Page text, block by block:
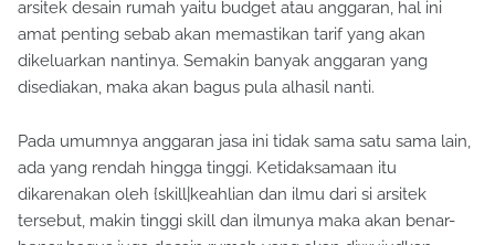
arsitek desain rumah yaitu budget atau anggaran, hal ini
amat penting sebab akan memastikan tarif yang akan
dikeluarkan nantinya. Semakin banyak anggaran yang
Pada umumnya anggaran jasa ini tidak sama satu sama lain,
ada yang rendah hingga tinggi. Ketidaksamaan itu
dikarenakan oleh {skill|keahlian dan ilmu dari si arsitek